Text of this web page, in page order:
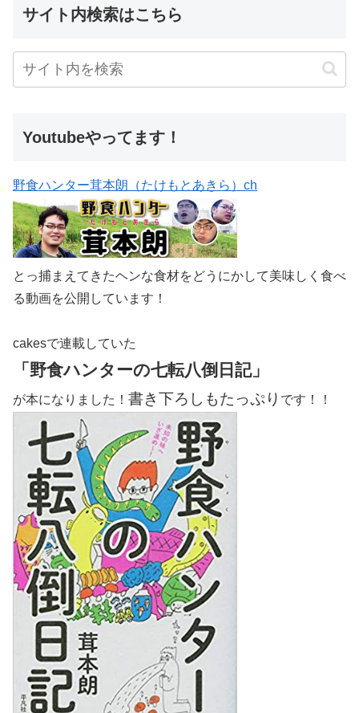
サイト内検索はこちら
Youtubeやってます！
野食ハンター茸本朗（たけもとあきら）ch
とっ捕まえてきたヘンな食材をどうにかして美味しく食べ
る動画を公開しています！
cakesで連載していた
「野食ハンターの七転八倒日記」
が本になりました！ 書き下ろしもたっぷり です！！